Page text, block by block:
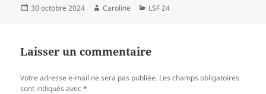
Publié
30 octobre 2024 Auteur
Caroline Catégories
LSF 24
Laisser un commentaire
Votre adresse e-mail ne sera pas publiée. Les champs obligatoires
sont indiqués avec*